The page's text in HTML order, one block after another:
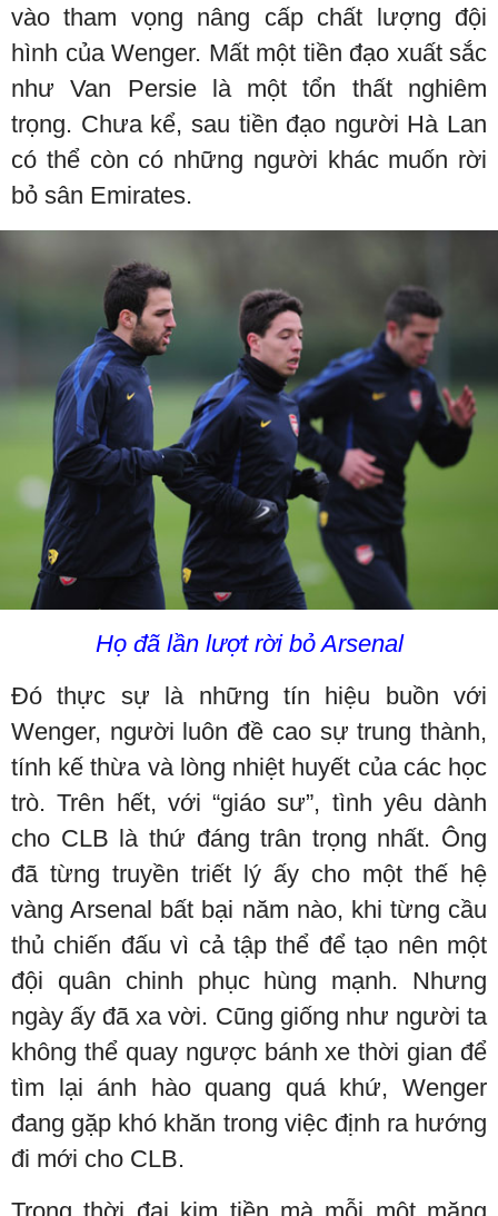
vào tham vọng nâng cấp chất lượng đội
hình của Wenger. Mất một tiền đạo xuất sắc
như Van Persie là một tổn thất nghiêm
trọng. Chưa kể, sau tiền đạo người Hà Lan
có thể còn có những người khác muốn rời
bỏ sân Emirates.
Họ đã lần lượt rời bỏ Arsenal
Đó thực sự là những tín hiệu buồn với
Wenger, người luôn đề cao sự trung thành,
tính kế thừa và lòng nhiệt huyết của các học
trò. Trên hết, với “giáo sư”, tình yêu dành
cho CLB là thứ đáng trân trọng nhất. Ông
đã từng truyền triết lý ấy cho một thế hệ
vàng Arsenal bất bại năm nào, khi từng cầu
thủ chiến đấu vì cả tập thể để tạo nên một
đội quân chinh phục hùng mạnh. Nhưng
ngày ấy đã xa vời. Cũng giống như người ta
không thể quay ngược bánh xe thời gian để
tìm lại ánh hào quang quá khứ, Wenger
đang gặp khó khăn trong việc định ra hướng
đi mới cho CLB.